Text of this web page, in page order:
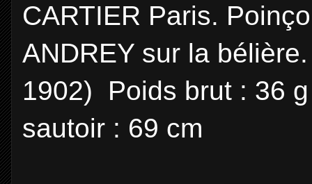
CARTIER Paris.
ANDREY sur la
1902) Poids brut : 36
sautoir : 69 cm